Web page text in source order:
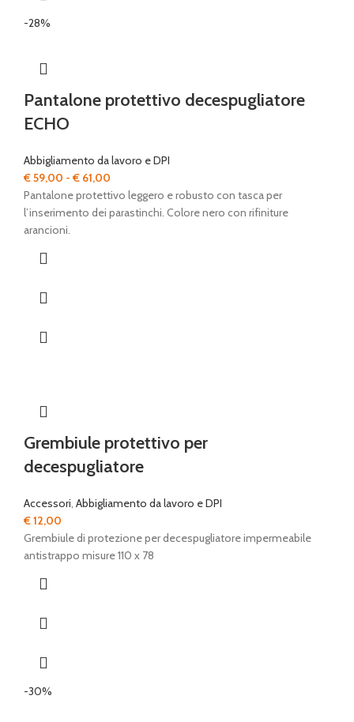
-28%
Pantalone protettivo decespugliatore
ECHO
Abbigliamento da lavoro e DPI
€59,00 - € 61,00
di
prezzo:
Pantalone protettivo leggero e robusto con tasca per
l’inserimento dei parastinchi. Colore nero con rifiniture
arancioni.
Grembiule protettivo per
decespugliatore
Accessori, Abbigliamento da lavoro e DPI
€12,00
Grembiule di protezione per decespugliatore impermeabile
antistrappo misure 110 x 78
-30%